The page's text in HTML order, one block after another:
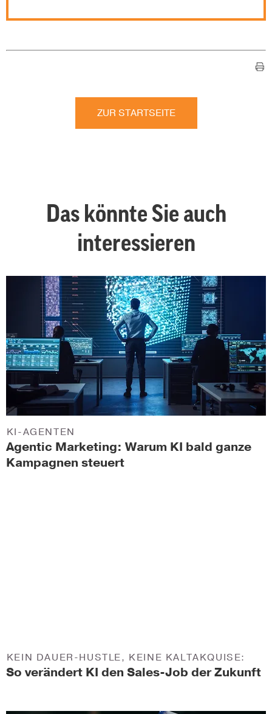
ZUR STARTSEITE
Das könnte Sie auch
interessieren
Agentic Marketing: Warum KI bald ganze
Kampagnen steuert
KI-AGENTEN
So verändert KI den Sales-Job der Zukunft
KEIN DAUER-HUSTLE, KEINE KALTAKQUISE: